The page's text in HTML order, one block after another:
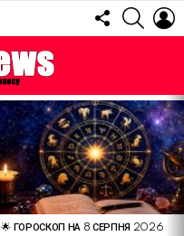
FOLLOW
US
🌟 ГОРОСКОП НА 8 СЕРПНЯ 2026